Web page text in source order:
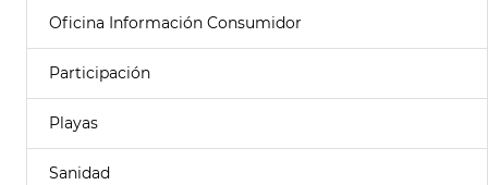
Oficina Información Consumidor
Participación
Playas
Sanidad